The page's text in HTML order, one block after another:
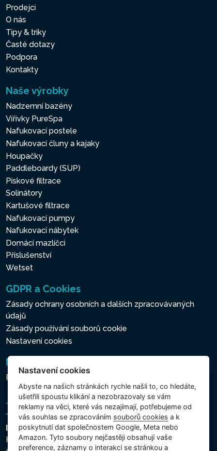
Prodejci
O nás
Tipy & triky
Časté dotazy
Podpora
Kontakty
Naše výrobky
Nadzemní bazény
Vířivky PureSpa
Nafukovací postele
Nafukovací čluny a kajaky
Houpačky
Paddleboardy (SUP)
Pískové filtrace
Solinátory
Kartušové filtrace
Nafukovací pumpy
Nafukovací nábytek
Domácí mazlíčci
Příslušenství
Wetset
GDPR a Cookies
Zásady ochrany osobních a dalších zpracovávaných
údajů
Zásady používání souborů cookie
Nastavení cookies
Newsletter
Přihlášení k odběru novinek
Intex Trading, s.r.o.
Hradecká 2526/3
Nastavení cookies
Abyste na našich stránkách rychle našli to, co hledáte,
ušetřili spoustu klikání a nezobrazovaly se vám
reklamy na věci, které vás nezajímají, potřebujeme od
vás souhlas se zpracováním souborů cookies a k
poskytnutí dat společnostem Google, Meta nebo
Amazon. Tyto soubory nejčastěji obsahují vaše
preference, záznamy o interakci se stránkou a